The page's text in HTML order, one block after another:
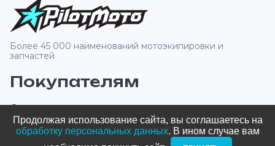
Более 45 000 наименований мотоэкипировки и
запчастей
Покупателям
О компании
Оплата и доставка
Продолжая использование сайта, вы соглашаетесь на
обработку персональных данных. В ином случае вам